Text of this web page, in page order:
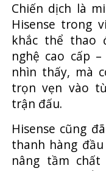
Chiến dịch là
Hisense trong
khắc thể thao
nghệ cao cấp
nhìn thấy, mà
trọn vẹn vào
trận đấu.
Hisense cũng
thanh hàng
nâng tầm